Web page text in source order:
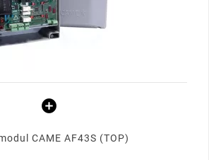
CAME AF43S (TOP)